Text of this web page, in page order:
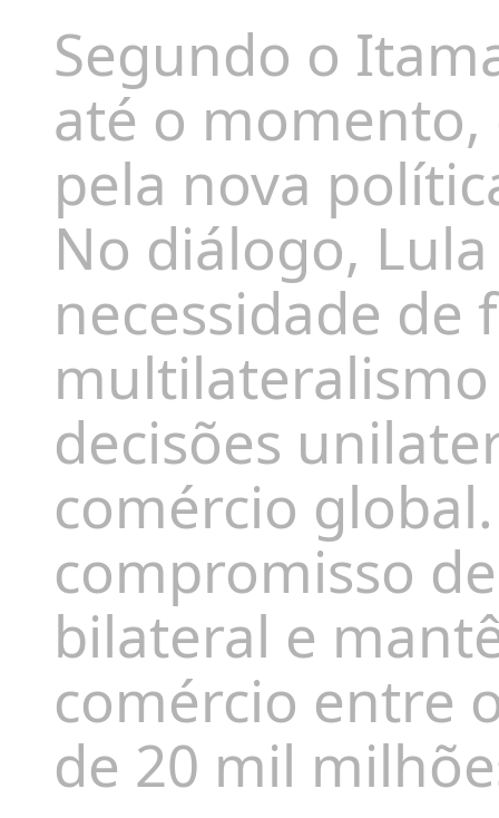
Segundo o
até o
pela nova
No diálogo,
necessidade
decisões
comércio
compromisso
bilateral e
comércio entre
de 20 mil